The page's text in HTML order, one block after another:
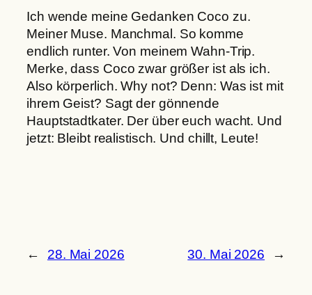
Ich wende meine Gedanken Coco zu.
Meiner Muse. Manchmal. So komme
endlich runter. Von meinem Wahn-Trip.
Merke, dass Coco zwar größer ist als ich.
Also körperlich. Why not? Denn: Was ist mit
ihrem Geist? Sagt der gönnende
Hauptstadtkater. Der über euch wacht. Und
jetzt: Bleibt realistisch. Und chillt, Leute!
← 28. Mai 2026 30. Mai 2026 →